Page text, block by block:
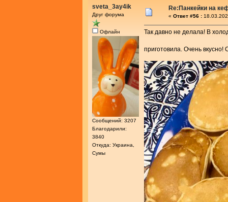
sveta_3ay4ik
Друг форума
Офлайн
Сообщений: 3207
Благодарили:
3840
Откуда: Украина,
Сумы
Re:Панкейки на
« Ответ #56 :
Так давно не делала! В
приготовила. Очень